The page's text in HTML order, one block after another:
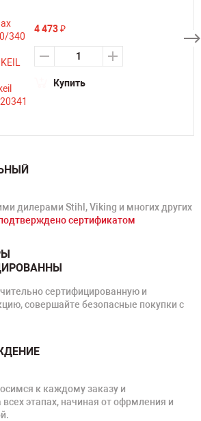
4 473₽
Купить
дилерами Stihl, Viking и многих других
сертификатом
сертифицированную и
совершайте безопасные покупки с
к каждому заказу и
этапах, начиная от офрмления и